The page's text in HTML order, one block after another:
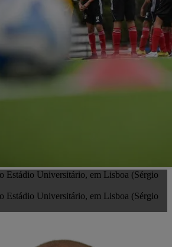
Estádio Universitário, em Lisboa (Sérgio
Estádio Universitário, em Lisboa (Sérgio